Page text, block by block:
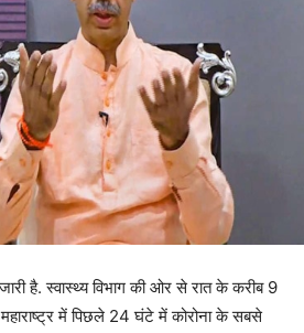
है. स्वास्थ्य विभाग की ओर से रात के करीब 9
में पिछले 24 घंटे में कोरोना के सबसे